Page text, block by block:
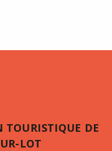
DE
LOT